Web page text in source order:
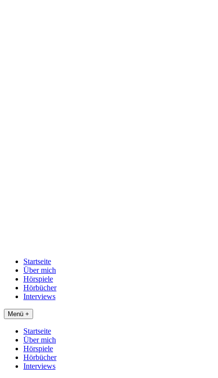
Startseite
Über mich
Hörspiele
Hörbücher
Interviews
Menü +
Startseite
Über mich
Hörspiele
Hörbücher
Interviews